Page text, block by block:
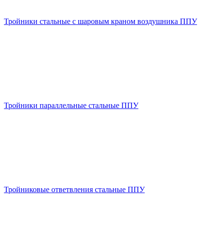
Тройники стальные с шаровым краном воздушника ППУ
Тройники параллельные стальные ППУ
Тройниковые ответвления стальные ППУ